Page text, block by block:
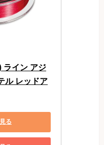
ライン アジ
ル レッドア
る